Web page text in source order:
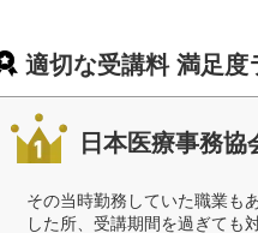
適切な受講料 満足度
日本医療事務協
その当時勤務していた職業も
した所、受講期間を過ぎても